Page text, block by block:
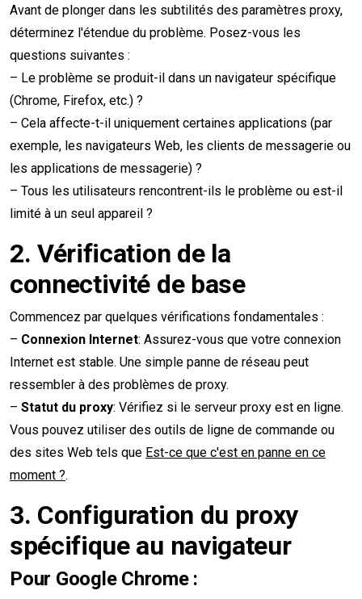
Avant de plonger dans les subtilités des paramètres proxy,
déterminez l'étendue du problème. Posez-vous les
questions suivantes :
– Le problème se produit-il dans un navigateur spécifique
(Chrome, Firefox, etc.) ?
– Cela affecte-t-il uniquement certaines applications (par
exemple, les navigateurs Web, les clients de messagerie ou
les applications de messagerie) ?
– Tous les utilisateurs rencontrent-ils le problème ou est-il
limité à un seul appareil ?
2.Vérification de la
connectivité de base
Commencez par quelques vérifications fondamentales :
– Connexion Internet: Assurez-vous que votre connexion
Internet est stable. Une simple panne de réseau peut
ressembler à des problèmes de proxy.
– Statut du proxy: Vérifiez si le serveur proxy est en ligne.
Vous pouvez utiliser des outils de ligne de commande ou
des sites Web tels que Est-ce que c'est en panne en ce
moment ?.
3. Configuration du proxy
spécifique au navigateur
Pour Google Chrome :